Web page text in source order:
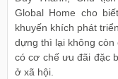
Global Home cho
khuyến khích phát
dựng thì lại không
có cơ chế ưu đãi đặc
ở xã hội.